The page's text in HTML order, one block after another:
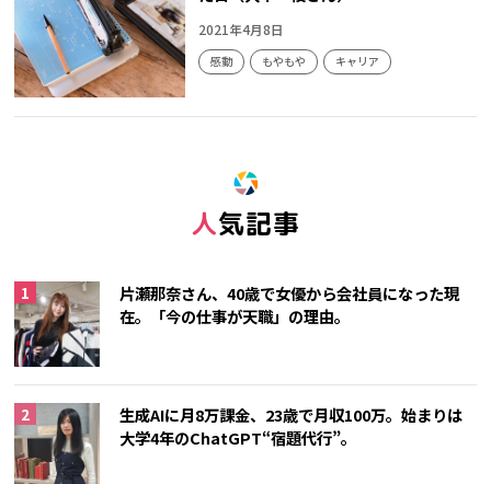
2021年4月8日
感動 もやもや キャリア
人気記事
片瀬那奈さん、40歳で女優から会社員になった現
在。「今の仕事が天職」の理由。
生成AIに月8万課金、23歳で月収100万。始まりは
大学4年のChatGPT“宿題代行”。